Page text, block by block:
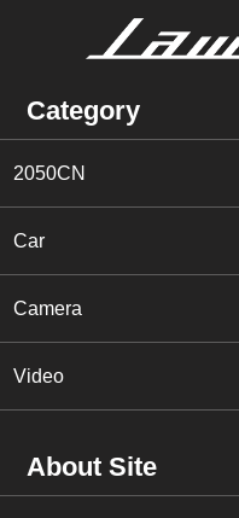
Category
2050CN
Car
Camera
Video
About Site